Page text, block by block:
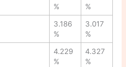
%
%
3.186
%
3.017
%
4.229
%
4.327
%